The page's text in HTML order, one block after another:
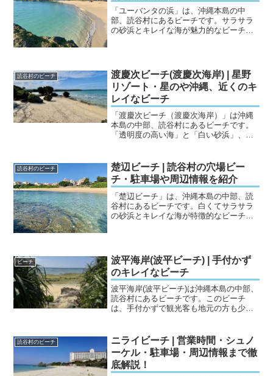
「ユーバンタの浜」は、沖縄本島の中
部、読谷村にあるビーチです。サラサラ
の砂浜とキレイな海が魅力的なビーチで
光客はいなくて、地元の小さ...
読谷村のビーチ
渡慶次ビーチ(渡慶次海岸) | 星野
リゾート・星のや沖縄、近くのキ
レイなビーチ
「渡慶次ビーチ（渡慶次海岸）」は沖縄
本島の中部、読谷村にあるビーチです。
「透明度の高い海」と「白い砂浜」、
ベートビーチのようになっていて、ビー
チを囲むように「星のや」の...
読谷村のビーチ
楚辺ビーチ | 読谷村の穴場ビー
チ・駐車場や周辺情報を紹介
「楚辺ビーチ」は、沖縄本島の中部、読
谷村にあるビーチです。白くてサラサラ
の砂浜とキレイな海が特徴的なビーチで
あるような感じです。ほぼ...
ビーチ
波平海岸(波平ビーチ) | 手付かず
のキレイなビーチ
波平海岸(波平ビーチ)は沖縄本島の中部、
読谷村にあるビーチです。このビーチ
は、手付かずで観光客も地元の方も少な
まに素潜りやSAPをする方が数名いるぐ
らいです。沖縄の自然...
読谷村のビーチ
ニライビーチ | 営業時間・シュノ
ーケル・駐車場・周辺情報まで徹
底解説！